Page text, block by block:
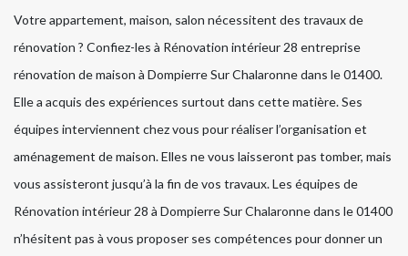
Votre appartement, maison, salon nécessitent des travaux de
rénovation ? Confiez-les à Rénovation intérieur 28 entreprise
rénovation de maison à Dompierre Sur Chalaronne dans le 01400.
Elle a acquis des expériences surtout dans cette matière. Ses
équipes interviennent chez vous pour réaliser l’organisation et
aménagement de maison. Elles ne vous laisseront pas tomber, mais
vous assisteront jusqu’à la fin de vos travaux. Les équipes de
Rénovation intérieur 28 à Dompierre Sur Chalaronne dans le 01400
n’hésitent pas à vous proposer ses compétences pour donner un